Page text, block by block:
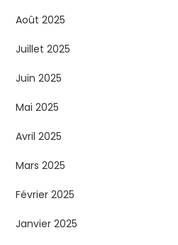
Août 2025
Juillet 2025
Juin 2025
Mai 2025
Avril 2025
Mars 2025
Février 2025
Janvier 2025